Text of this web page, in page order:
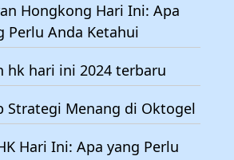
Hongkong Hari Ini: Apa
Perlu Anda Ketahui
hk hari ini 2024 terbaru
Strategi Menang di Oktogel
Hari Ini: Apa yang Perlu